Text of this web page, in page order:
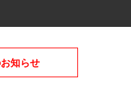
知らせ